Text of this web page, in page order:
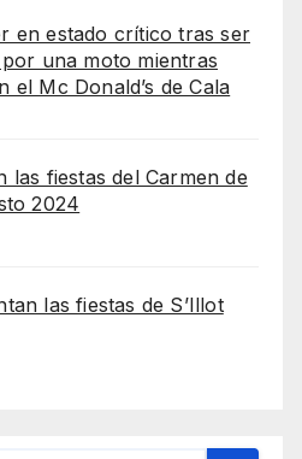
en estado crítico tras ser
una moto mientras
el Mc Donald’s de Cala
las fiestas del Carmen de
2024
las fiestas de S’Illot